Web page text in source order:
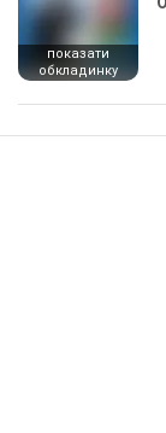
показати
обкладинку